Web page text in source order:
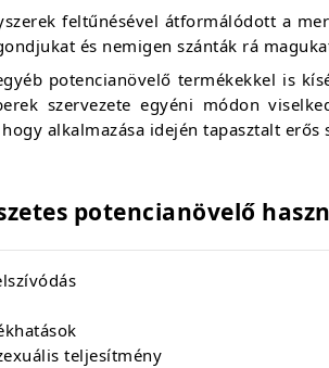
feltűnésével átformálódott a
és nemigen szánták rá
potencianövelő termékekkel is
szervezete egyéni módon
alkalmazása idején tapasztalt
potencianövelő
teljesítmény